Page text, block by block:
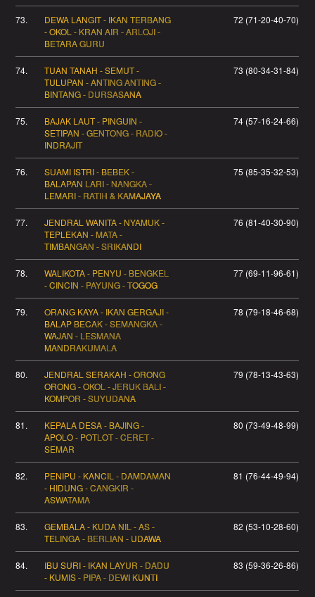
73.
DEWA LANGIT - IKAN TERBANG
- OKOL - KRAN AIR - ARLOJI -
BETARA GURU
72 (71-20-40-70)
74.
TUAN TANAH - SEMUT -
TULUPAN - ANTING ANTING -
BINTANG - DURSASANA
73 (80-34-31-84)
75.
BAJAK LAUT - PINGUIN -
SETIPAN - GENTONG - RADIO -
INDRAJIT
74 (57-16-24-66)
76.
SUAMI ISTRI - BEBEK -
BALAPAN LARI - NANGKA -
LEMARI - RATIH & KAMAJAYA
75 (85-35-32-53)
77.
JENDRAL WANITA - NYAMUK -
TEPLEKAN - MATA -
TIMBANGAN - SRIKANDI
76 (81-40-30-90)
78.
WALIKOTA - PENYU - BENGKEL
- CINCIN - PAYUNG - TOGOG
77 (69-11-96-61)
79.
ORANG KAYA - IKAN GERGAJI -
BALAP BECAK - SEMANGKA -
WAJAN - LESMANA
MANDRAKUMALA
78 (79-18-46-68)
80.
JENDRAL SERAKAH - ORONG
ORONG - OKOL - JERUK BALI -
KOMPOR - SUYUDANA
79 (78-13-43-63)
81.
KEPALA DESA - BAJING -
APOLO - POTLOT - CERET -
SEMAR
80 (73-49-48-99)
82.
PENIPU - KANCIL - DAMDAMAN
- HIDUNG - CANGKIR -
ASWATAMA
81 (76-44-49-94)
83.
GEMBALA - KUDA NIL - AS -
TELINGA - BERLIAN - UDAWA
82 (53-10-28-60)
84.
IBU SURI - IKAN LAYUR - DADU
- KUMIS - PIPA - DEWI KUNTI
83 (59-36-26-86)